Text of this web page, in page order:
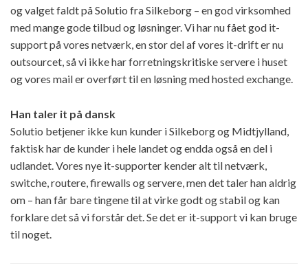
og valget faldt på Solutio fra Silkeborg – en god virksomhed
med mange gode tilbud og løsninger. Vi har nu fået god it-
support på vores netværk, en stor del af vores it-drift er nu
outsourcet, så vi ikke har forretningskritiske servere i huset
og vores mail er overført til en løsning med hosted exchange.
Han taler it på dansk
Solutio betjener ikke kun kunder i Silkeborg og Midtjylland,
faktisk har de kunder i hele landet og endda også en del i
udlandet. Vores nye it-supporter kender alt til netværk,
switche, routere, firewalls og servere, men det taler han aldrig
om – han får bare tingene til at virke godt og stabil og kan
forklare det så vi forstår det. Se det er it-support vi kan bruge
til noget.